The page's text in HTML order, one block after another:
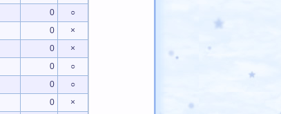
0
○
0
×
0
×
0
○
0
○
0
×